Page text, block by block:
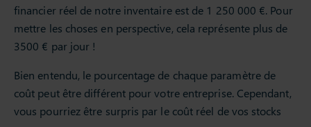
financier réel de notre inventaire est de 1 250 000 €. Pour
mettre les choses en perspective, cela représente plus de
3500 € par jour !
Bien entendu, le pourcentage de chaque paramètre de
coût peut être différent pour votre entreprise. Cependant,
vous pourriez être surpris par le coût réel de vos stocks